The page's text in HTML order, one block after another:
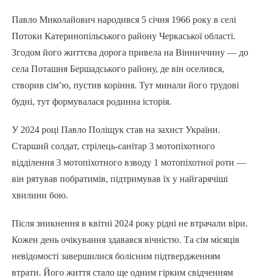
Павло Миколайович народився 5 січня 1966 року в селі
Потоки Катеринопільського району Черкаської області.
Згодом його життєва дорога привела на Вінниччину — до
села Поташня Бершадського району, де він оселився,
створив сім’ю, пустив коріння. Тут минали його трудові
будні, тут формувалася родинна історія.
У 2024 році Павло Поліщук став на захист України.
Старший солдат, стрілець-санітар 3 мотопіхотного
відділення 3 мотопіхотного взводу 1 мотопіхотної роти —
він рятував побратимів, підтримував їх у найгарячіші
хвилини бою.
Після зникнення в квітні 2024 року рідні не втрачали віри.
Кожен день очікування здавався вічністю. Та сім місяців
невідомості завершилися болісним підтвердженням
втрати. Його життя стало ще одним гірким свідченням